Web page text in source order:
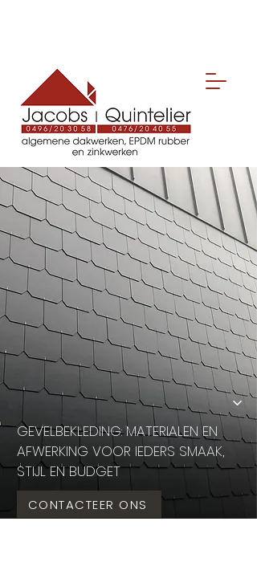
GEVELBEKLEDING: MATERIALEN EN
AFWERKING VOOR IEDERS SMAAK,
STIJL EN BUDGET
CONTACTEER ONS